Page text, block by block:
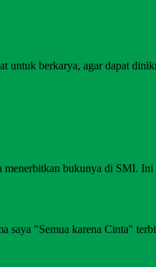
berkarya, agar dapat
bukunya di SMI.
"Semua karena Cinta"